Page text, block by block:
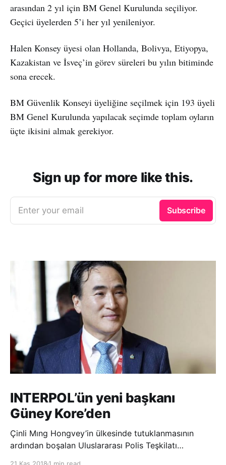
arasından 2 yıl için BM Genel Kurulunda seçiliyor.
Geçici üyelerden 5’i her yıl yenileniyor.
Halen Konsey üyesi olan Hollanda, Bolivya, Etiyopya,
Kazakistan ve İsveç’in görev süreleri bu yılın bitiminde
sona erecek.
BM Güvenlik Konseyi üyeliğine seçilmek için 193 üyeli
BM Genel Kurulunda yapılacak seçimde toplam oyların
üçte ikisini almak gerekiyor.
Sign up for more like this.
Enter your email Subscribe
INTERPOL’ün yeni başkanı
Güney Kore’den
Çinli Mıng Hongvey’in ülkesinde tutuklanmasının
ardından boşalan Uluslararası Polis Teşkilatı